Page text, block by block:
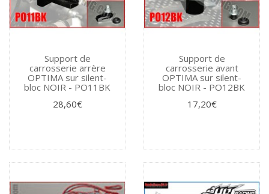
Support de
carrosserie arrère
OPTIMA sur silent-
bloc NOIR - PO11BK
28,60€
Support de
carrosserie avant
OPTIMA sur silent-
bloc NOIR - PO12BK
17,20€